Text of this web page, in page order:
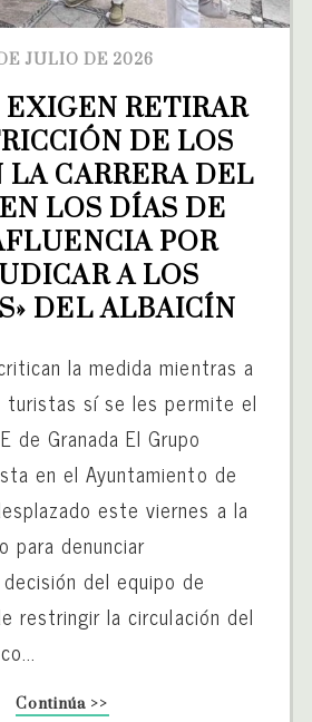
JULIO DE 2026
EXIGEN RETIRAR
DE LOS
LA CARRERA DEL
LOS DÍAS DE
POR
A LOS
DEL ALBAICÍN
la medida mientras a
turistas sí se les permite el
de Granada El Grupo
en el Ayuntamiento de
este viernes a la
para denunciar
del equipo de
restringir la circulación del
Continúa >>